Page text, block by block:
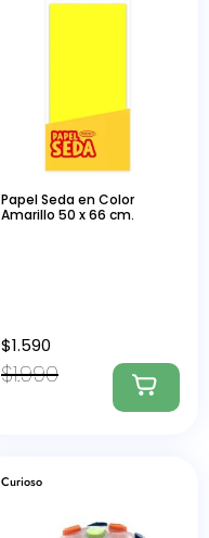
Papel Seda en Color
Amarillo 50 x 66 cm.
$1.990
$1.590
Curioso